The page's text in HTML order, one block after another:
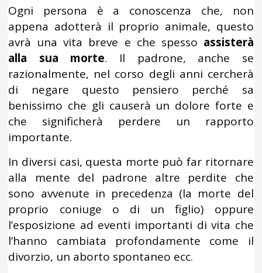
Ogni persona è a conoscenza che, non
appena adotterà il proprio animale, questo
avrà una vita breve e che spesso assisterà
alla sua morte. Il padrone, anche se
razionalmente, nel corso degli anni cercherà
di negare questo pensiero perché sa
benissimo che gli causerà un dolore forte e
che significherà perdere un rapporto
importante.
In diversi casi, questa morte può far ritornare
alla mente del padrone altre perdite che
sono avvenute in precedenza (la morte del
proprio coniuge o di un figlio) oppure
l’esposizione ad eventi importanti di vita che
l’hanno cambiata profondamente come il
divorzio, un aborto spontaneo ecc.